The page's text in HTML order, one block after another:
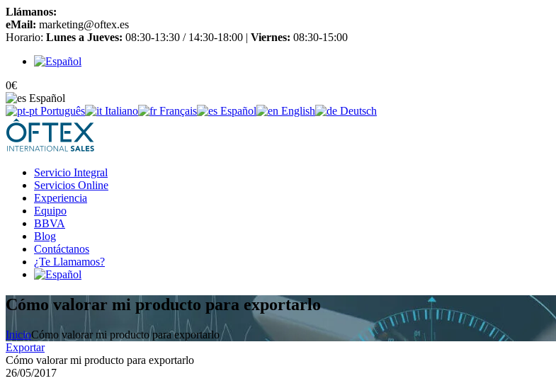
Llámanos:
eMail: marketing@oftex.es
Horario: Lunes a Jueves: 08:30-13:30 / 14:30-18:00 | Viernes: 08:30-15:00
0€
Español
Português
Italiano Français Español English Deutsch
Servicio Integral
Servicios Online
Experiencia
Equipo
BBVA
Blog
Contáctanos
¿Te Llamamos?
Cómo valorar mi producto para exportarlo
InicioCómo valorar mi producto para exportarlo
Exportar
Cómo valorar mi producto para exportarlo
26/05/2017